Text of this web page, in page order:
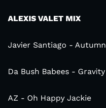
ALEXIS VALET MIX
Javier Santiago - Autumn
Da Bush Babees - Gravity
AZ - Oh Happy Jackie